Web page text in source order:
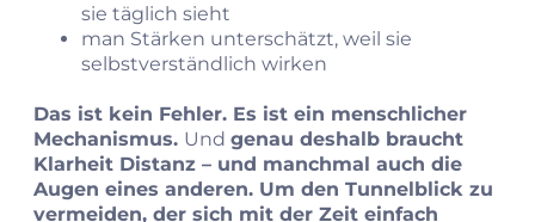
sie täglich sieht
man Stärken unterschätzt, weil sie
selbstverständlich wirken
Das ist kein Fehler. Es ist ein menschlicher
Mechanismus. Und genau deshalb braucht
Klarheit Distanz – und manchmal auch die
Augen eines anderen. Um den Tunnelblick zu
vermeiden, der sich mit der Zeit einfach